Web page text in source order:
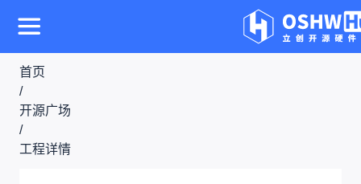
首页
/
开源广场
/
工程详情